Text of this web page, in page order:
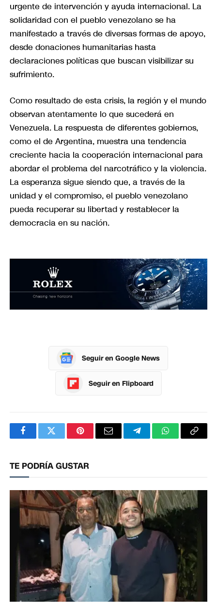
urgente de intervención y ayuda internacional. La
solidaridad con el pueblo venezolano se ha
manifestado a través de diversas formas de apoyo,
desde donaciones humanitarias hasta
declaraciones políticas que buscan visibilizar su
sufrimiento.
Como resultado de esta crisis, la región y el mundo
observan atentamente lo que sucederá en
Venezuela. La respuesta de diferentes gobiernos,
como el de Argentina, muestra una tendencia
creciente hacia la cooperación internacional para
abordar el problema del narcotráfico y la violencia.
La esperanza sigue siendo que, a través de la
unidad y el compromiso, el pueblo venezolano
pueda recuperar su libertad y restablecer la
democracia en su nación.
Seguir en Google News
Seguir en Flipboard
FacebookTwitterPinterestCorreoTelegramWhatsApp
TE PODRÍA GUSTAR